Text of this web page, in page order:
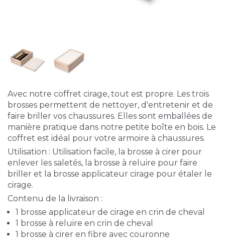
Avec notre coffret cirage, tout est propre. Les trois
brosses permettent de nettoyer, d'entretenir et de
faire briller vos chaussures. Elles sont emballées de
manière pratique dans notre petite boîte en bois. Le
coffret est idéal pour votre armoire à chaussures.
Utilisation : Utilisation facile, la brosse à cirer pour
enlever les saletés, la brosse à reluire pour faire
briller et la brosse applicateur cirage pour étaler le
cirage.
Contenu de la livraison :
1 brosse applicateur de cirage en crin de cheval
1 brosse à reluire en crin de cheval
1 brosse à cirer en fibre avec couronne